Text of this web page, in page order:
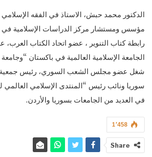
الدكتور محمد حبش، الاستاذ في الفقه
مؤسس ومستشار مركز الدراسات الإسلامية
رابطة كتاب التنوير ، عضو اتحاد الكتاب
الجامعة الإسلامية العالمية في باكستان “وجامعة
شغل عضو مجلس الشعب السوري، رئيس جمعية
سوريا ونائب رئيس “المنتدى الإسلامي
في العديد من الجامعات بسوريا والأردن.
1٬458
Share